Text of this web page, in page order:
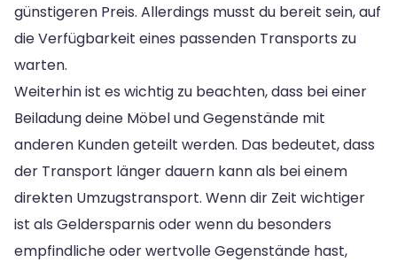
günstigeren Preis. Allerdings musst du bereit sein, auf
die Verfügbarkeit eines passenden Transports zu
warten.
Weiterhin ist es wichtig zu beachten, dass bei einer
Beiladung deine Möbel und Gegenstände mit
anderen Kunden geteilt werden. Das bedeutet, dass
der Transport länger dauern kann als bei einem
direkten Umzugstransport. Wenn dir Zeit wichtiger
ist als Geldersparnis oder wenn du besonders
empfindliche oder wertvolle Gegenstände hast,